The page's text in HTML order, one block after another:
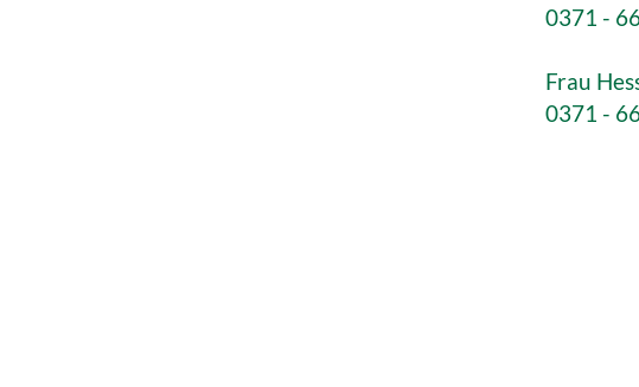
0371 -
Frau
0371 -